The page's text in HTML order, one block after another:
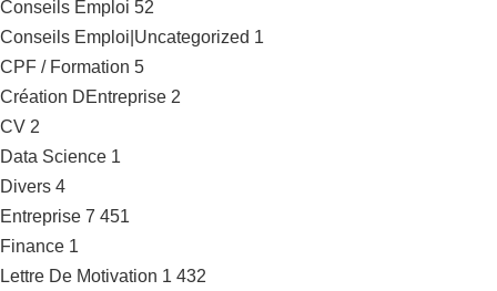
Conseils Emploi 52
Conseils Emploi|Uncategorized 1
CPF / Formation 5
Création DEntreprise 2
CV 2
Data Science 1
Divers 4
Entreprise 7 451
Finance 1
Lettre De Motivation 1 432